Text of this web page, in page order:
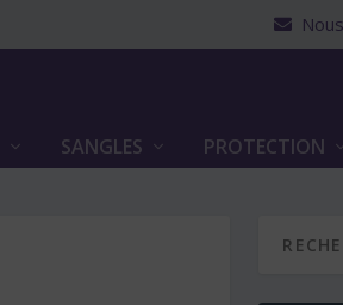
SANGLES PROTECTION